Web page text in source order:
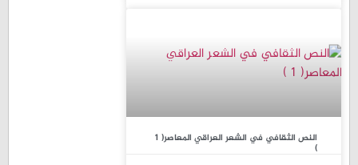
النص الثقافي في الشعر العراقي المعاصر( 1
)